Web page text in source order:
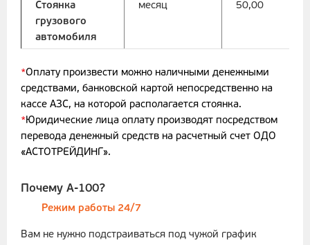
Стоянка
грузового
автомобиля
месяц 50,00
*Оплату произвести можно наличными денежными
средствами, банковской картой непосредственно на
кассе АЗС, на которой располагается стоянка.
*Юридические лица оплату производят посредством
перевода денежный средств на расчетный счет ОДО
«АСТОТРЕЙДИНГ».
Почему А-100?
Режим работы 24/7
Вам не нужно подстраиваться под чужой график